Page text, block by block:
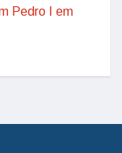
Pedro I em